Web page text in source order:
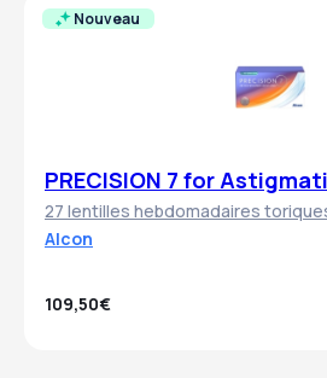
PRECISION 7 for
27 lentilles hebdomadaires
Alcon
109,50€
Nouveau